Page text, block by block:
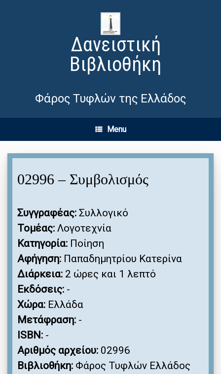
Δανειστική
Βιβλιοθήκη
Φάρος Τυφλών της Ελλάδος
Menu
02996 – Συμβολισμός
Συγγραφέας: Συλλογικό
Τομέας: Λογοτεχνία
Κατηγορία: Ποίηση
Αφήγηση: Παπαδημητρίου Κατερίνα
Διάρκεια: 2 ώρες και 1 λεπτό
Εκδόσεις: -
Χώρα: Ελλάδα
Μετάφραση: -
ISBN: -
Αριθμός αρχείου: 02996
Βιβλιοθήκη: Φάρος Τυφλών Ελλάδος